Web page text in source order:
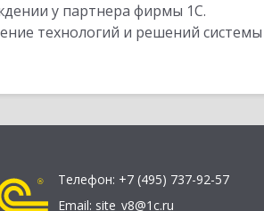
у партнера фирмы 1С.
технологий и решений
Телефон: +7 (495) 737-92-57
Email: site_v8@1c.ru